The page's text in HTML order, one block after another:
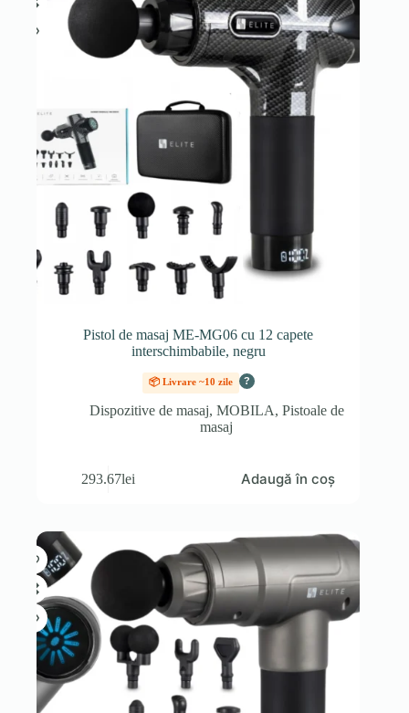
Pistol de masaj ME-MG06 cu 12 capete
interschimbabile, negru
📦 Livrare ~10 zile ?
Dispozitive de masaj, MOBILA, Pistoale de
masaj
293.67lei Adaugă în coș